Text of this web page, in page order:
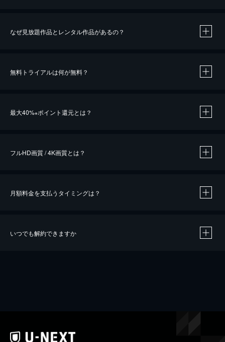
なぜ見放題作品とレンタル作品があるの？
無料トライアルは何が無料？
最大40%※ポイント還元とは？
※40％ポイント還元の対象は、クレジットカード決済による作品の購入 / レンタルです。
フルHD画質 / 4K画質とは？
月額料金を支払うタイミングは？
いつでも解約できますか